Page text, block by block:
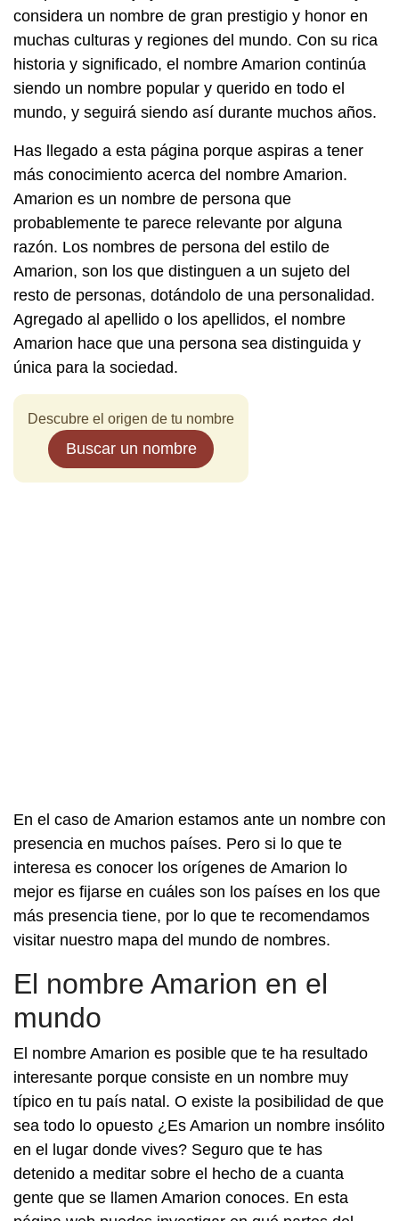
considera un nombre de gran prestigio y honor en
muchas culturas y regiones del mundo. Con su rica
historia y significado, el nombre Amarion continúa
siendo un nombre popular y querido en todo el
mundo, y seguirá siendo así durante muchos años.
Has llegado a esta página porque aspiras a tener
más conocimiento acerca del nombre Amarion.
Amarion es un nombre de persona que
probablemente te parece relevante por alguna
razón. Los nombres de persona del estilo de
Amarion, son los que distinguen a un sujeto del
resto de personas, dotándolo de una personalidad.
Agregado al apellido o los apellidos, el nombre
Amarion hace que una persona sea distinguida y
única para la sociedad.
Descubre el origen de tu nombre
Buscar un nombre
En el caso de Amarion estamos ante un nombre con
presencia en muchos países. Pero si lo que te
interesa es conocer los orígenes de Amarion lo
mejor es fijarse en cuáles son los países en los que
más presencia tiene, por lo que te recomendamos
visitar nuestro mapa del mundo de nombres.
El nombre Amarion en el
mundo
El nombre Amarion es posible que te ha resultado
interesante porque consiste en un nombre muy
típico en tu país natal. O existe la posibilidad de que
sea todo lo opuesto ¿Es Amarion un nombre insólito
en el lugar donde vives? Seguro que te has
detenido a meditar sobre el hecho de a cuanta
gente que se llamen Amarion conoces. En esta